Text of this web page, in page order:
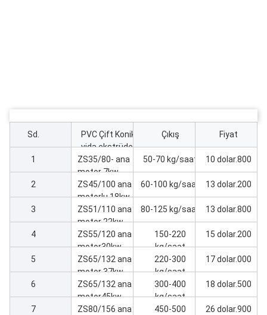
Sd.
PVC Çift Konik
vida ekstrüder
Çıkış Fiyat
1
ZS35/80- ana
motor 7kw
Ekstrüder
makine
50-70 kg/saat 10 dolar.800
2
ZS45/100 ana
motorlu 18kw
Ekstrüder
makinesi
60-100 kg/saat 13 dolar.200
3
ZS51/110 ana
motor 22kw
Ekstrüder
makine
80-125 kg/saat 13 dolar.800
4
ZS55/120 ana
motor30kw
Ekstrüder
makine
150-220
kg/saat
15 dolar.200
5
ZS65/132 ana
motor 37kw
Ekstrüder
makinesi
220-300
kg/saat
17 dolar.000
6
ZS65/132 ana
motor45kw
Ekstrüder
300-400
kg/saat
18 dolar.500
7
ZS80/156 ana
450-500
26 dolar.900